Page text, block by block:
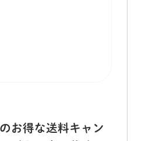
お得な送料キャン